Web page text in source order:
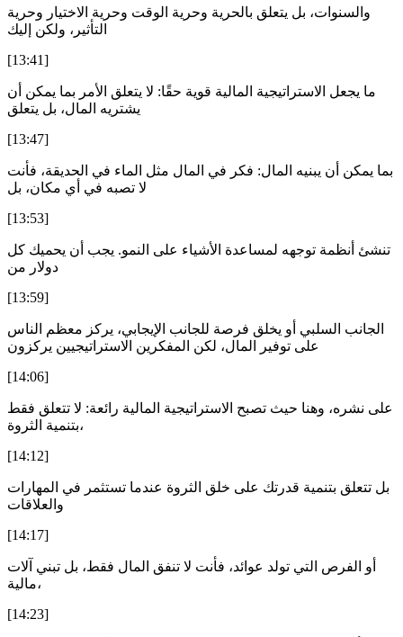
والسنوات، بل يتعلق بالحرية وحرية الوقت وحرية الاختيار وحرية
التأثير، ولكن إليك
[13:41]
ما يجعل الاستراتيجية المالية قوية حقًا: لا يتعلق الأمر بما يمكن أن
يشتريه المال، بل يتعلق
[13:47]
بما يمكن أن يبنيه المال: فكر في المال مثل الماء في الحديقة، فأنت
لا تصبه في أي مكان، بل
[13:53]
تنشئ أنظمة توجهه لمساعدة الأشياء على النمو. يجب أن يحميك كل
دولار من
[13:59]
الجانب السلبي أو يخلق فرصة للجانب الإيجابي، يركز معظم الناس
على توفير المال، لكن المفكرين الاستراتيجيين يركزون
[14:06]
على نشره، وهنا حيث تصبح الاستراتيجية المالية رائعة: لا تتعلق فقط
بتنمية الثروة،
[14:12]
بل تتعلق بتنمية قدرتك على خلق الثروة عندما تستثمر في المهارات
والعلاقات
[14:17]
أو الفرص التي تولد عوائد، فأنت لا تنفق المال فقط، بل تبني آلات
مالية،
[14:23]